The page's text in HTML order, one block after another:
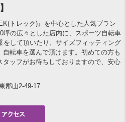
トレック)』を中心とした人気ブラン
坪の広々とした店内に、スポーツ自転車
をして頂いたり、サイズフィッティング
転車を選んで頂けます。初めての方も
ッフがお待ちしておりますので、安心
郡山2-49-17